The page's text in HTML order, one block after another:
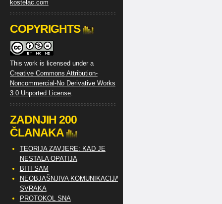
COPYRIGHTS
This work is licensed under a
Creative Commons Attribution-
Noncommercial-No Derivative Works
3.0 Unported License.
ZADNJIH 200
ČLANAKA
TEORIJA ZAVJERE: KAD JE
NESTALA OPATIJA
BITI SAM
NEOBJAŠNJIVA KOMUNIKACIJA
SVRAKA
PROTOKOL SNA